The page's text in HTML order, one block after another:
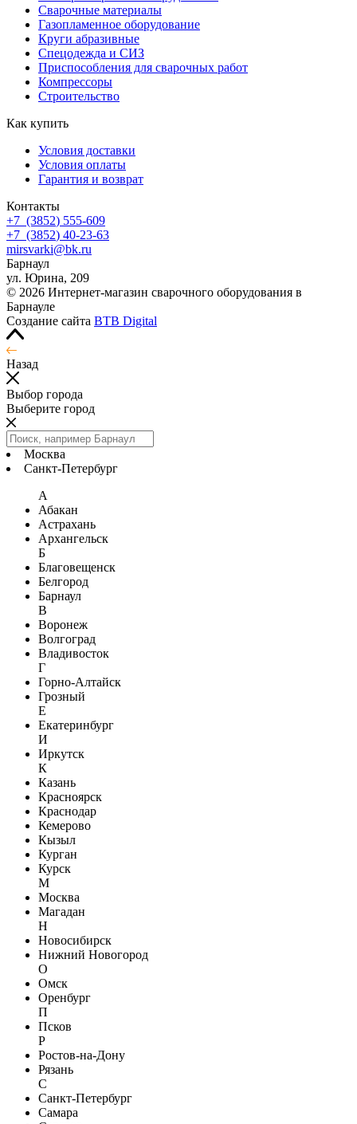
Сварочные материалы
Газопламенное оборудование
Круги абразивные
Спецодежда и СИЗ
Приспособления для сварочных работ
Компрессоры
Строительство
Как купить
Условия доставки
Условия оплаты
Гарантия и возврат
Контакты
+7 (3852) 555-609
+7 (3852) 40-23-63
mirsvarki@bk.ru
Барнаул
ул. Юрина, 209
© 2026 Интернет-магазин сварочного оборудования в
Барнауле
Создание сайта BTB Digital
Назад
Выбор города
Выберите город
Москва
Санкт-Петербург
А
Абакан
Астрахань
Архангельск
Б
Благовещенск
Белгород
Барнаул
В
Воронеж
Волгоград
Владивосток
Г
Горно-Алтайск
Грозный
Е
Екатеринбург
И
Иркутск
К
Казань
Красноярск
Краснодар
Кемерово
Кызыл
Курган
Курск
М
Москва
Магадан
Н
Новосибирск
Нижний Новогород
О
Омск
Оренбург
П
Псков
Р
Ростов-на-Дону
Рязань
С
Санкт-Петербург
Самара